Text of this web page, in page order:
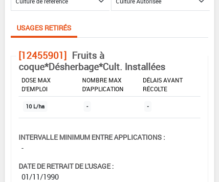
USAGES RETIRÉS
[12455901] Fruits à
coque*Désherbage*Cult. Installées
DOSE MAX
D'EMPLOI
NOMBRE MAX
D'APPLICATION
DÉLAIS AVANT
RÉCOLTE
10 L/ha - -
INTERVALLE MINIMUM ENTRE APPLICATIONS :
-
DATE DE RETRAIT DE L'USAGE :
01/11/1990